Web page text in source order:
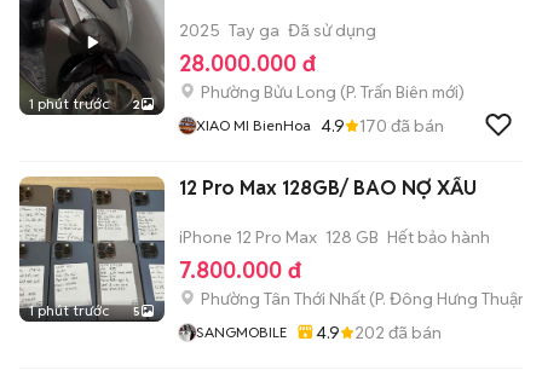
1 phút trước 2
2025 Tay ga Đã sử dụng
28.000.000 đ
Phường Bửu Long (P. Trấn Biên mới)
XIAO MI BienHoa 4.9 170 đã bán
1 phút trước 5
12 Pro Max 128GB/ BAO NỢ XẤU
iPhone 12 Pro Max 128 GB Hết bảo hành
7.800.000 đ
Phường Tân Thới Nhất (P. Đông Hưng Thuận
SANGMOBILE 4.9 202 đã bán